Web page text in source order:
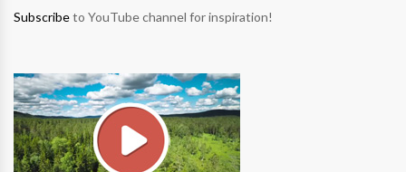
Subscribeto YouTube channel for inspiration!